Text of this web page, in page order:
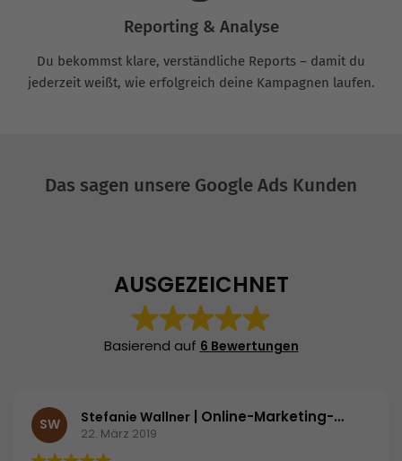
Reporting & Analyse
Du bekommst klare, verständliche Reports – damit du
jederzeit weißt, wie erfolgreich deine Kampagnen laufen.
Das sagen unsere Google Ads Kunden
AUSGEZEICHNET
Basierend auf 6 Bewertungen
SW Stefanie Wallner | Online-Marketing-Managerin | ifb Institut zur Fortbildung von Betriebsräten KG
22. März 2019